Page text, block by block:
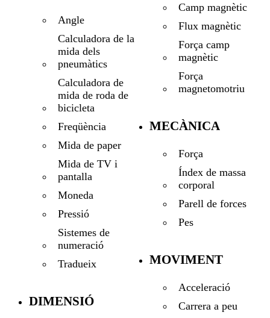
Angle
Calculadora de la
mida dels
pneumàtics
Calculadora de
mida de roda de
bicicleta
Freqüència
Mida de paper
Mida de TV i
pantalla
Moneda
Pressió
Sistemes de
numeració
Tradueix
DIMENSIÓ
Camp magnètic
Flux magnètic
Força camp
magnètic
Força
magnetomotriu
MECÀNICA
Força
Índex de massa
corporal
Parell de forces
Pes
MOVIMENT
Acceleració
Carrera a peu